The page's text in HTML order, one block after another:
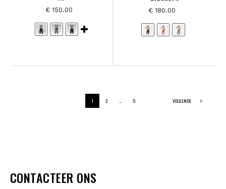
€ 150.00 € 180.00
1 2 ... 5 VOLGENDE
CONTACTEER ONS